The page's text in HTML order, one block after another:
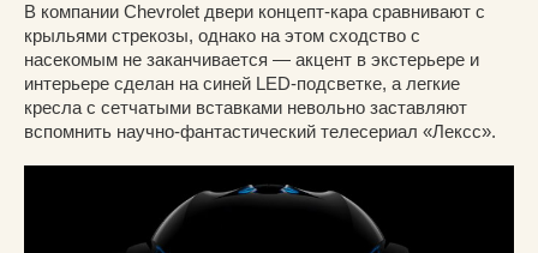
В компании Chevrolet двери концепт-кара сравнивают с
крыльями стрекозы, однако на этом сходство с
насекомым не заканчивается — акцент в экстерьере и
интерьере сделан на синей LED-подсветке, а легкие
кресла с сетчатыми вставками невольно заставляют
вспомнить научно-фантастический телесериал «Лексс».